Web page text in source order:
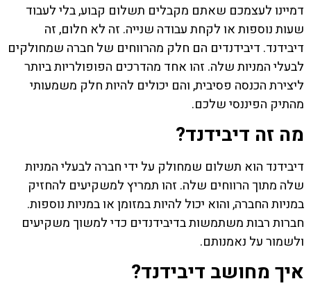
דמיינו לעצמכם שאתם מקבלים תשלום קבוע, בלי לעבוד
שעות נוספות או לקחת עבודה שנייה. זה לא חלום, זה
דיבידנד. דיבידנדים הם חלק מהרווחים של חברה שמחולקים
לבעלי המניות שלה. זהו אחד מהדרכים הפופולריות ביותר
ליצירת הכנסה פסיבית, והם יכולים להיות חלק משמעותי
מהתיק הפיננסי שלכם.
מה זה דיבידנד?
דיבידנד הוא תשלום שמחולק על ידי חברה לבעלי המניות
שלה מתוך הרווחים שלה. זהו תמריץ למשקיעים להחזיק
במניות החברה, והוא יכול להיות במזומן או במניות נוספות.
חברות רבות משתמשות בדיבידנדים כדי למשוך משקיעים
ולשמור על נאמנותם.
איך מחושב דיבידנד?